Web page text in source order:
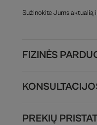
Sužinokite Jums aktualią
FIZINĖS
PREKIŲ